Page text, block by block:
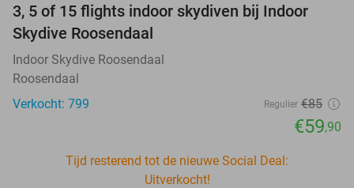
3, 5 of 15 flights indoor skydiven bij Indoor
Skydive Roosendaal
Indoor Skydive Roosendaal
Roosendaal
Verkocht: 799
Regulier €85
€59,90
Tijd resterend tot de nieuwe Social Deal:
Uitverkocht!